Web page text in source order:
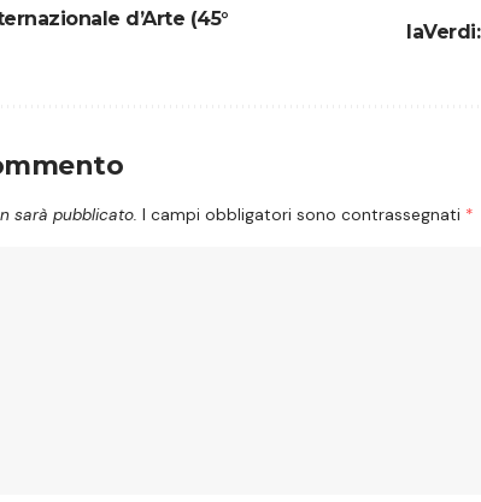
d’Arte (45°
sarà pubblicato. I campi obbligatori sono contrassegnati *